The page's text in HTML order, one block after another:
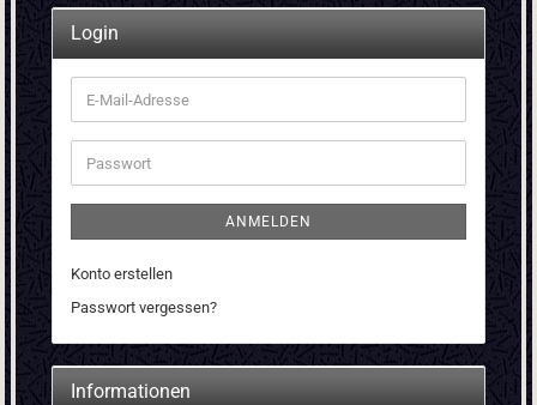
Login
E-
Mail-
Adresse
Passwort
ANMELDEN
Konto erstellen
Passwort vergessen?
Informationen